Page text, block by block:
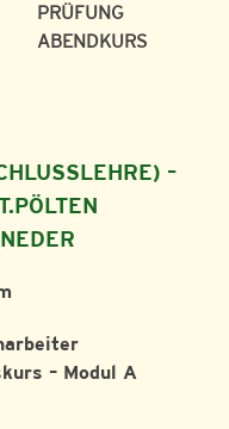
PRÜFUNG
ABENDKURS
–
– Modul A